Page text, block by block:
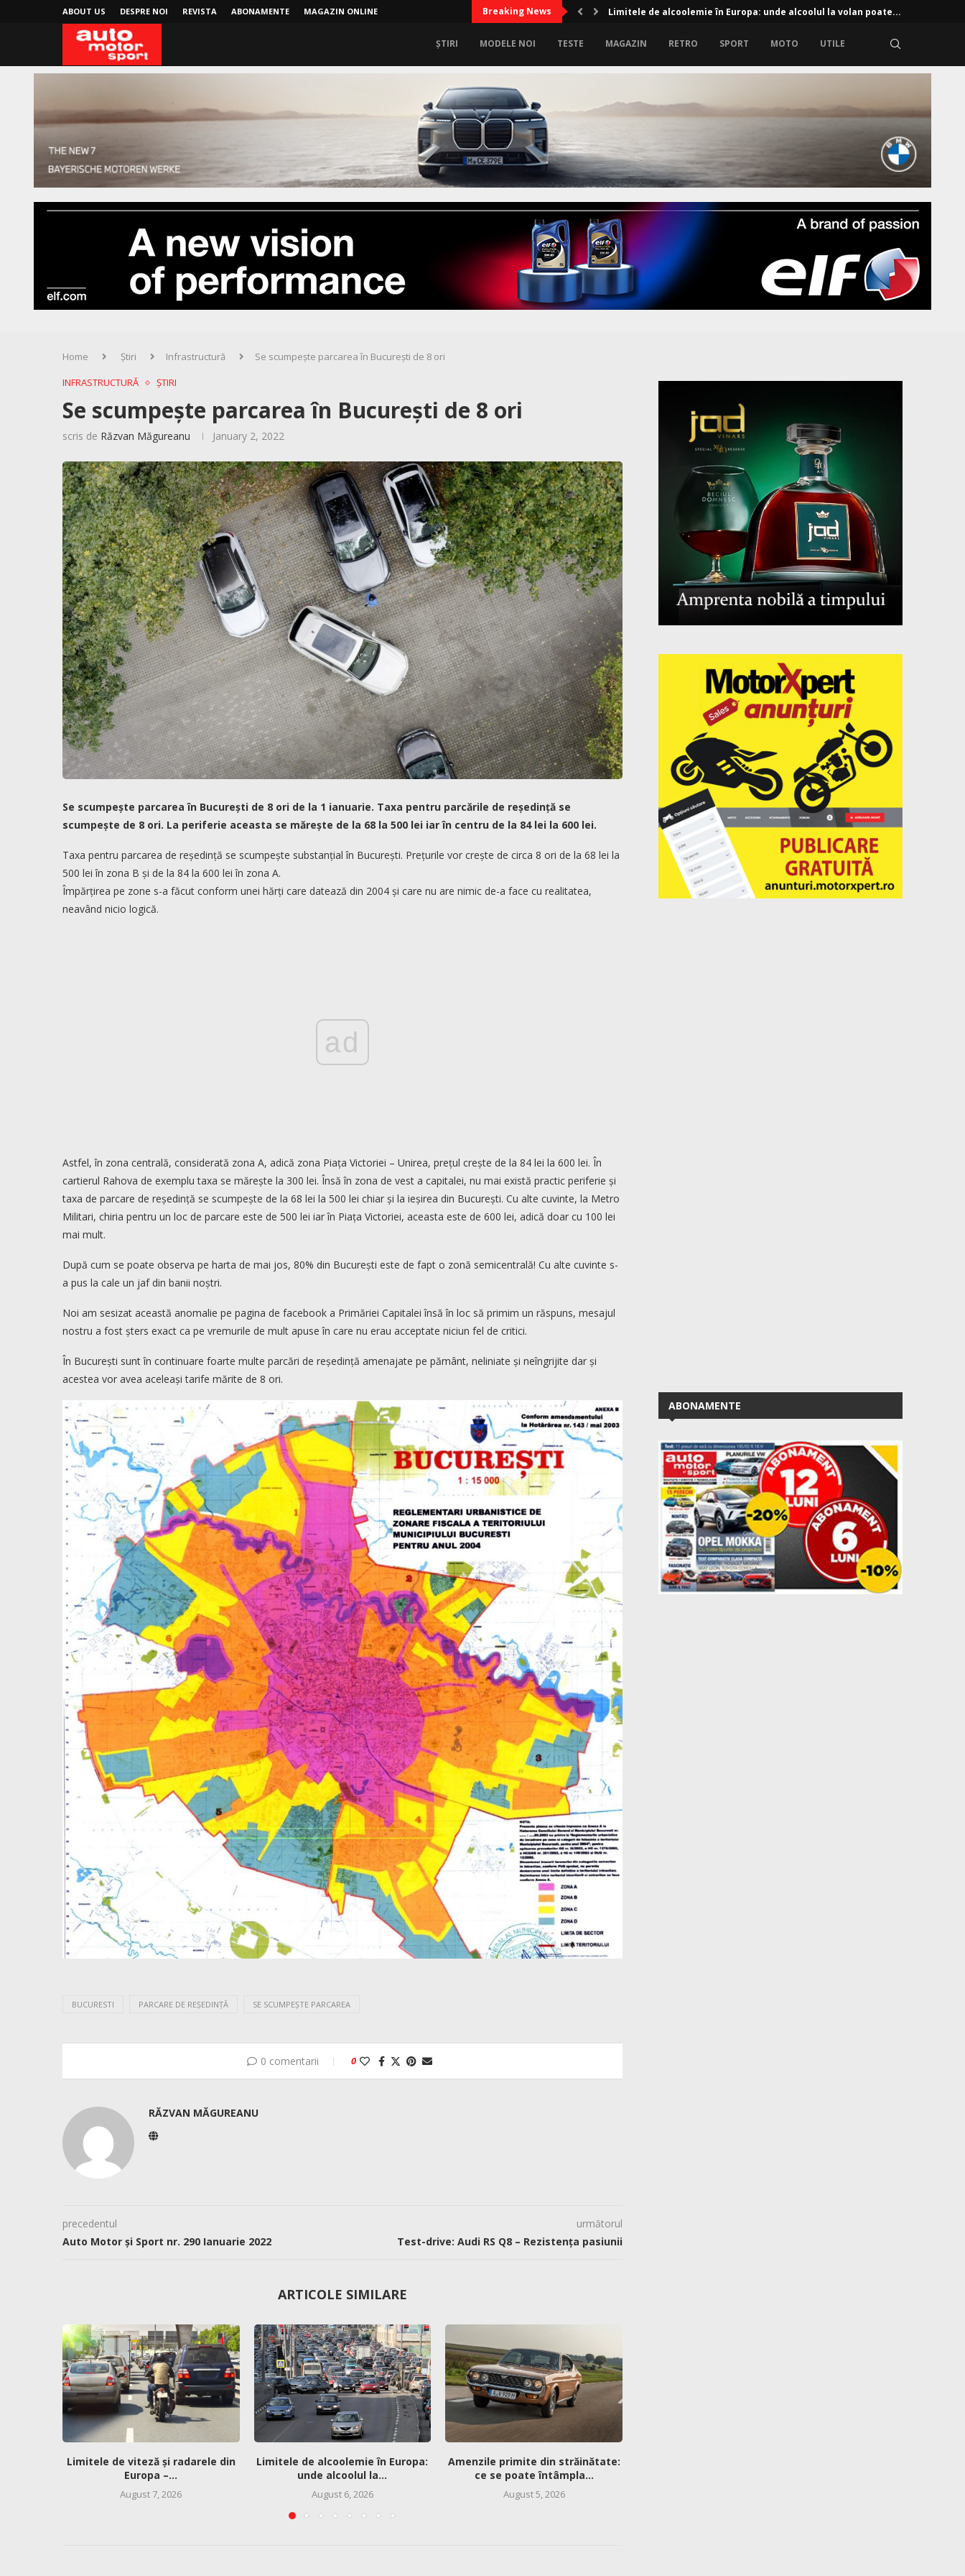
ABOUT US DESPRE NOI REVISTA ABONAMENTE MAGAZIN ONLINE Breaking News Limitele de alcoolemie în Europa: unde alcoolul la volan poate...
ȘTIRI MODELE NOI TESTE MAGAZIN RETRO SPORT MOTO UTILE
Home Știri Infrastructură
Se scumpește parcarea în București de 8 ori
INFRASTRUCTURĂ
ȘTIRI
Se scumpește parcarea în București de 8 ori
scris de Răzvan Măgureanu January 2, 2022
Se scumpește parcarea în București de 8 ori de la 1 ianuarie. Taxa pentru parcările de reședință se
scumpește de 8 ori. La periferie aceasta se mărește de la 68 la 500 lei iar în centru de la 84 lei la 600 lei.
Taxa pentru parcarea de reședință se scumpește substanțial în București. Prețurile vor crește de circa 8 ori de la 68 lei la
500 lei în zona B și de la 84 la 600 lei în zona A.
Împărțirea pe zone s-a făcut conform unei hărți care datează din 2004 și care nu are nimic de-a face cu realitatea,
neavând nicio logică.
ad
Astfel, în zona centrală, considerată zona A, adică zona Piața Victoriei – Unirea, prețul crește de la 84 lei la 600 lei. În
cartierul Rahova de exemplu taxa se mărește la 300 lei. Însă în zona de vest a capitalei, nu mai există practic periferie și
taxa de parcare de reședință se scumpește de la 68 lei la 500 lei chiar și la ieșirea din București. Cu alte cuvinte, la Metro
Militari, chiria pentru un loc de parcare este de 500 lei iar în Piața Victoriei, aceasta este de 600 lei, adică doar cu 100 lei
mai mult.
După cum se poate observa pe harta de mai jos, 80% din București este de fapt o zonă semicentrală! Cu alte cuvinte s-
a pus la cale un jaf din banii noștri.
Noi am sesizat această anomalie pe pagina de facebook a Primăriei Capitalei însă în loc să primim un răspuns, mesajul
nostru a fost șters exact ca pe vremurile de mult apuse în care nu erau acceptate niciun fel de critici.
În București sunt în continuare foarte multe parcări de reședință amenajate pe pământ, neliniate și neîngrijite dar și
acestea vor avea aceleași tarife mărite de 8 ori.
BUCURESTI PARCARE DE REȘEDINȚĂ SE SCUMPEȘTE PARCAREA
0 comentarii 0
RĂZVAN MĂGUREANU
precedentul
Auto Motor și Sport nr. 290 Ianuarie 2022
următorul
Test-drive: Audi RS Q8 – Rezistența pasiunii
ARTICOLE SIMILARE
Limitele de viteză și radarele din
Europa –...
August 7, 2026
Limitele de alcoolemie în Europa:
unde alcoolul la...
August 6, 2026
Amenzile primite din străinătate:
ce se poate întâmpla...
August 5, 2026
ABONAMENTE